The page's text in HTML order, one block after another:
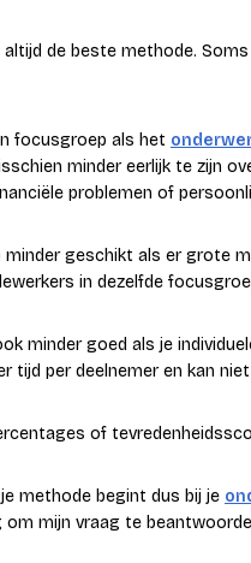
de beste methode. Soms
focusgroep als het
minder eerlijk te zijn
problemen of
geschikt als er grote
in dezelfde
minder goed als je
tijd per deelnemer en kan
of
methode begint dus bij je
mijn vraag te